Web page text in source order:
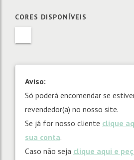
CORES DISPONÍVEIS
Aviso:
Só poderá encomendar se
revendedor(a) no nosso site.
Se já for nosso cliente clique
sua conta.
Caso não seja clique aqui e